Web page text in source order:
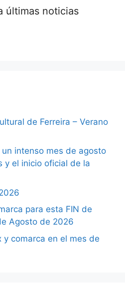
últimas noticias
de Ferreira – Verano
intenso mes de agosto
y el inicio oficial de la
para esta FIN de
Agosto de 2026
y comarca en el mes de